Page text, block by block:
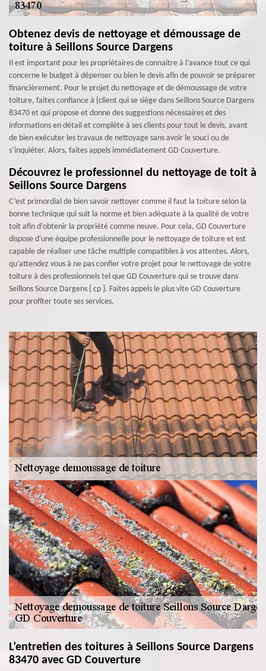
Obtenez devis de nettoyage et démoussage de
toiture à Seillons Source Dargens
Il est important pour les propriétaires de connaitre à l’avance tout ce qui
concerne le budget à dépenser ou bien le devis afin de pouvoir se préparer
financièrement. Pour le projet du nettoyage et de démoussage de votre
toiture, faites confiance à {client qui se siège dans Seillons Source Dargens
83470 et qui propose et donne des suggestions nécessaires et des
informations en détail et complète à ses clients pour tout le devis, avant
de bien exécuter les travaux de nettoyage sans avoir le souci ou de
s’inquiéter. Alors, faites appels immédiatement GD Couverture.
Découvrez le professionnel du nettoyage de toit à
Seillons Source Dargens
C’est primordial de bien savoir nettoyer comme il faut la toiture selon la
bonne technique qui suit la norme et bien adéquate à la qualité de votre
toit afin d’obtenir la propriété comme neuve. Pour cela, GD Couverture
dispose d'une équipe professionnelle pour le nettoyage de toiture et est
capable de réaliser une tâche multiple compatibles à vos attentes. Alors,
qu'attendez vous à ne pas confier votre projet pour le nettoyage de votre
toiture à des professionnels tel que GD Couverture qui se trouve dans
Seillons Source Dargens { cp }. Faites appels le plus vite GD Couverture
pour profiter toute ses services.
L’entretien des toitures à Seillons Source Dargens
83470 avec GD Couverture